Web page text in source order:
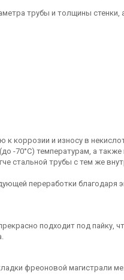
трубы и толщины
коррозии и износу в
-70°С) температурам, а
стальной трубы с тем же
переработки
подходит под пайку,
фреоновой магистрали